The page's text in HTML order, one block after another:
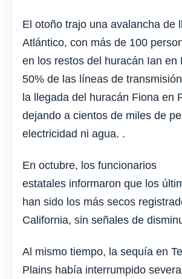
El otoño trajo una avalancha de
Atlántico, con más de 100
en los restos del huracán Ian en
50% de las líneas de
la llegada del huracán Fiona en
dejando a cientos de miles de
electricidad ni agua. .
En octubre, los funcionarios
estatales informaron que los
han sido los más secos
California, sin señales de
Al mismo tiempo, la sequía en
Plains había interrumpido